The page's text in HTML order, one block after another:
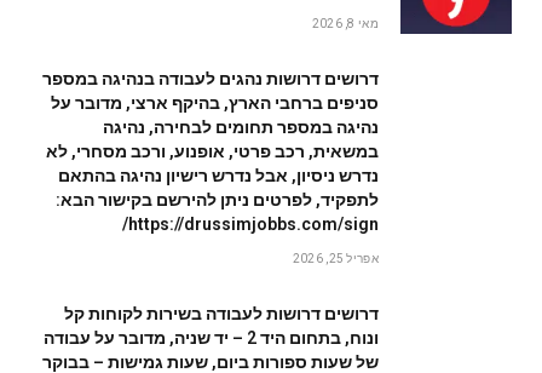
מאי 8, 2026
דרושים דרושות נהגים לעבודה בנהיגה במספר
סניפים ברחבי הארץ, בהיקף ארצי, מדובר על
נהיגה במספר תחומים לבחירה, נהיגה
במשאית, רכב פרטי, אופנוע, ורכב מסחרי, לא
נדרש ניסיון, אבל נדרש רישיון נהיגה בהתאם
לתפקיד, לפרטים ניתן להירשם בקישור הבא:
https://drussimjobbs.com/sign/
אפריל 25, 2026
דרושים דרושות לעבודה בשירות לקוחות קל
ונוח, בתחום היד 2 – יד שניה, מדובר על עבודה
של שעות ספורות ביום, שעות גמישות – בבוקר